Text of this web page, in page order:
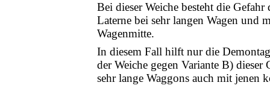
Bei dieser Weiche besteht die
Laterne bei sehr langen Wagen und
Wagenmitte.
In diesem Fall hilft nur die
der Weiche gegen Variante B)
sehr lange Waggons auch mit jenen